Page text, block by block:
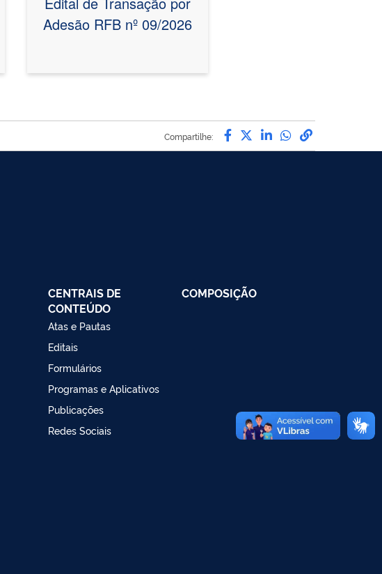
Adesão RFB nº 09/2026
Compartilhe: Compartilhe por Facebook
Compartilhe por
Compartilhe por
Compartilhe
link para
CENTRAIS DE
CONTEÚDO
Atas e Pautas
Editais
Formulários
Programas e Aplicativos
Publicações
Redes Sociais
COMPOSIÇÃO